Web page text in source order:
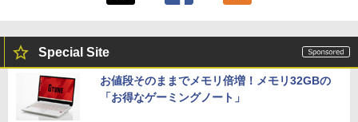
Special Site
お値段そのままでメモリ倍増！メモリ32GBの
「お得なゲーミングノート」